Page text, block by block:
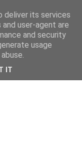
deliver its services
user-agent are
and security
usage
IT